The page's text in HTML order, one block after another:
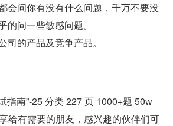
会问你有没有什么问题，千万不要没
的问一些敏感问题。
司的产品及竞争产品。
指南”-25 分类 227 页 1000+题 50w
给有需要的朋友，感兴趣的伙伴们可